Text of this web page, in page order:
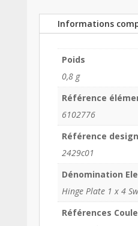
Informations
Poids
0,8 g
Référence
6102776
Référence
2429c01
Dénomination
Hinge Plate 1 x 4
Références